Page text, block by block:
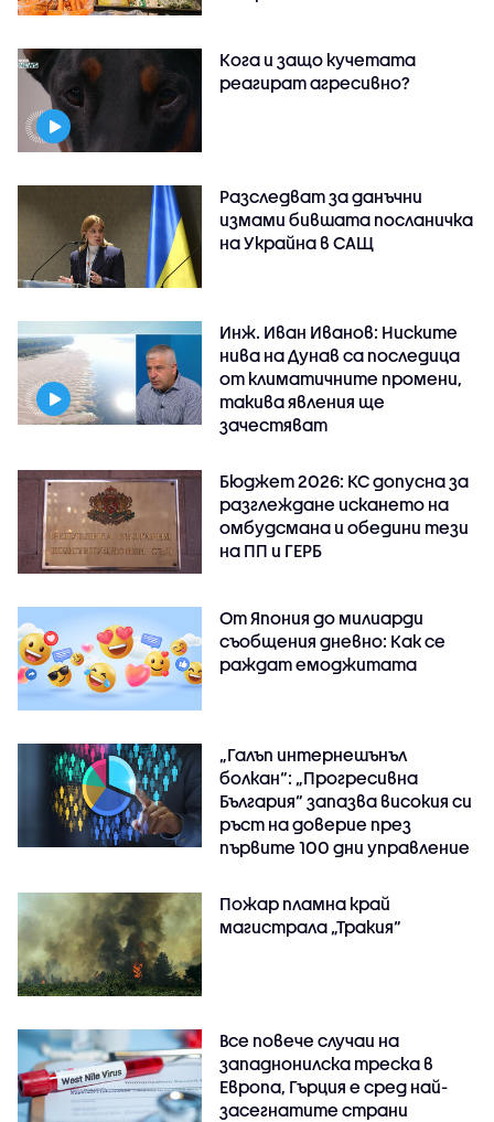
Кога и защо кучетата
реагират агресивно?
Разследват за данъчни
измами бившата посланичка
на Украйна в САЩ
Инж. Иван Иванов: Ниските
нива на Дунав са последица
от климатичните промени,
такива явления ще
зачестяват
Бюджет 2026: КС допусна за
разглеждане искането на
омбудсмана и обедини тези
на ПП и ГЕРБ
От Япония до милиарди
съобщения дневно: Как се
раждат емоджитата
„Галъп интернешънъл
болкан“: „Прогресивна
България“ запазва високия си
ръст на доверие през
първите 100 дни управление
Пожар пламна край
магистрала „Тракия“
Все повече случаи на
западнонилска треска в
Европа, Гърция е сред най-
засегнатите страни